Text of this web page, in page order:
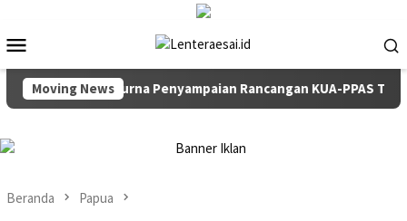
konten
Mobile
Moving News
Paripurna Penyampaian Rancangan KUA-PPAS TA 2027
Beranda Papua